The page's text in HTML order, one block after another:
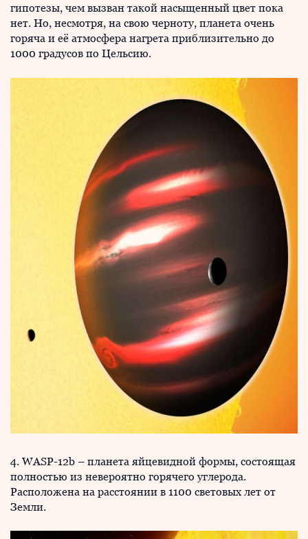
гипотезы, чем вызван такой насыщенный цвет пока
нет. Но, несмотря, на свою черноту, планета очень
горяча и её атмосфера нагрета приблизительно до
1000 градусов по Цельсию.
4. WASP-12b – планета яйцевидной формы, состоящая
полностью из невероятно горячего углерода.
Расположена на расстоянии в 1100 световых лет от
Земли.